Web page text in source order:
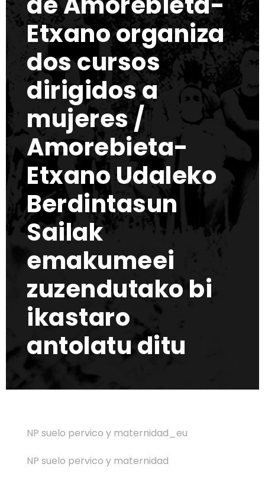
Etxano organiza
dos cursos
dirigidos a
mujeres /
Amorebieta-
Etxano Udaleko
Berdintasun
Sailak
emakumeei
zuzendutako bi
ikastaro
antolatu ditu
NP suelo pervico y maternidad_eu
NP suelo pervico y maternidad